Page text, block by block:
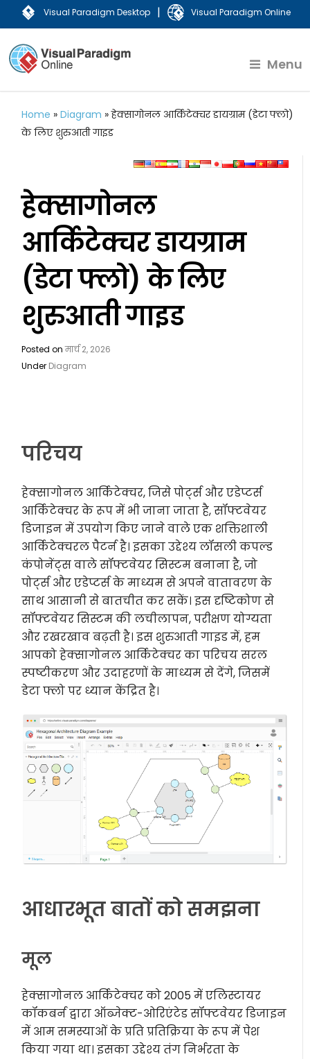
Visual Paradigm Desktop | Visual Paradigm Online
Menu
Home »Diagram »हेक्सागोनल आर्किटेक्चर डायग्राम (डेटा फ्लो)
के लिए शुरुआती गाइड
हेक्सागोनल
आर्किटेक्चर डायग्राम
(डेटा फ्लो) के लिए
शुरुआती गाइड
Posted onमार्च 2, 2026
Under Diagram
परिचय
हेक्सागोनल आर्किटेक्चर, जिसे पोर्ट्स और एडेप्टर्स
आर्किटेक्चर के रूप में भी जाना जाता है, सॉफ्टवेयर
डिजाइन में उपयोग किए जाने वाले एक शक्तिशाली
आर्किटेक्चरल पैटर्न है। इसका उद्देश्य लॉसली कपल्ड
कंपोनेंट्स वाले सॉफ्टवेयर सिस्टम बनाना है, जो
पोर्ट्स और एडेप्टर्स के माध्यम से अपने वातावरण के
साथ आसानी से बातचीत कर सकें। इस दृष्टिकोण से
सॉफ्टवेयर सिस्टम की लचीलापन, परीक्षण योग्यता
और रखरखाव बढ़ती है। इस शुरुआती गाइड में, हम
आपको हेक्सागोनल आर्किटेक्चर का परिचय सरल
स्पष्टीकरण और उदाहरणों के माध्यम से देंगे, जिसमें
डेटा फ्लो पर ध्यान केंद्रित है।
आधारभूत बातों को समझना
मूल
हेक्सागोनल आर्किटेक्चर को 2005 में एलिस्टायर
कॉकबर्न द्वारा ऑब्जेक्ट-ओरिएंटेड सॉफ्टवेयर डिजाइन
में आम समस्याओं के प्रति प्रतिक्रिया के रूप में पेश
किया गया था। इसका उद्देश्य तंग निर्भरता के